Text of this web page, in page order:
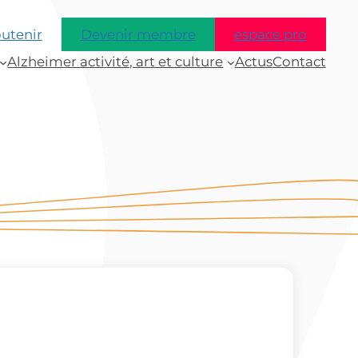
Devenir membre
espace pro
Alzheimer activité, art et culture
ActusContact